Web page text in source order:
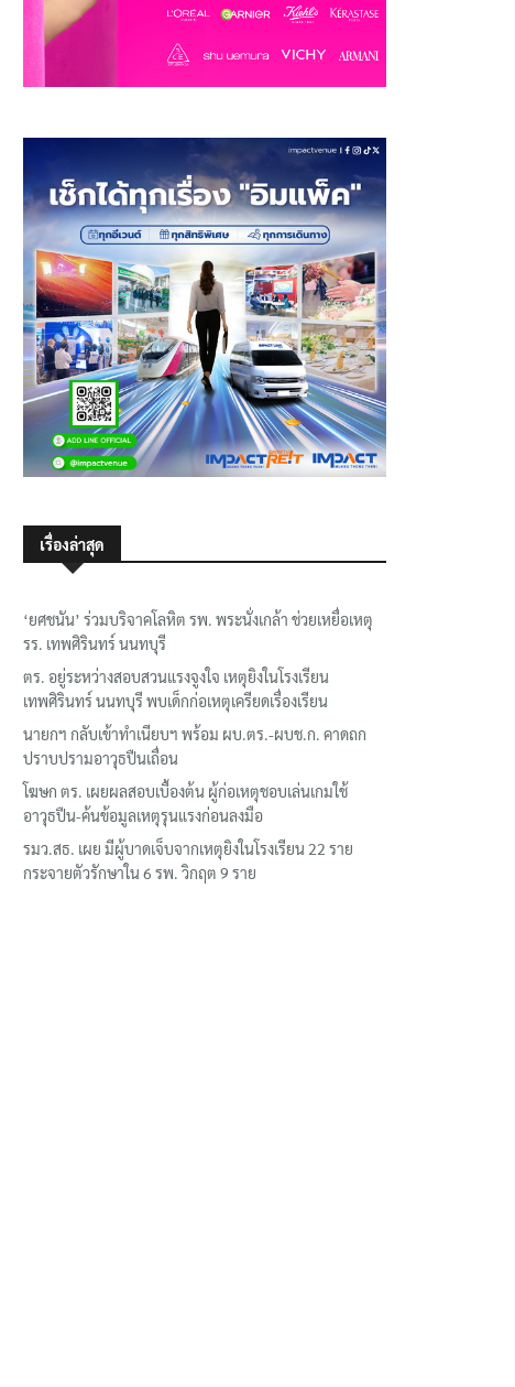
เรื่องล่าสุด
‘ยศชนัน’ ร่วมบริจาคโลหิต รพ. พระนั่งเกล้า ช่วยเหยื่อเหตุ
รร. เทพศิรินทร์ นนทบุรี
ตร. อยู่ระหว่างสอบสวนแรงจูงใจ เหตุยิงในโรงเรียน
เทพศิรินทร์ นนทบุรี พบเด็กก่อเหตุเครียดเรื่องเรียน
นายกฯ กลับเข้าทำเนียบฯ พร้อม ผบ.ตร.-ผบช.ก. คาดถก
ปราบปรามอาวุธปืนเถื่อน
โฆษก ตร. เผยผลสอบเบื้องต้น ผู้ก่อเหตุชอบเล่นเกมใช้
อาวุธปืน-ค้นข้อมูลเหตุรุนแรงก่อนลงมือ
รมว.สธ. เผย มีผู้บาดเจ็บจากเหตุยิงในโรงเรียน 22 ราย
กระจายตัวรักษาใน 6 รพ. วิกฤต 9 ราย